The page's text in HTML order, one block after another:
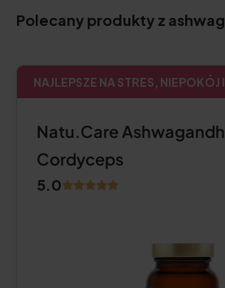
Polecany produkty z
NAJLEPSZE NA STRES, NIEPOKÓJ
Natu.Care
Cordyceps
5.0